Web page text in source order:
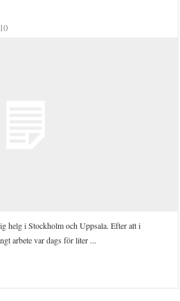
helg i Stockholm och Uppsala. Efter att i
arbete var dags för liter ...